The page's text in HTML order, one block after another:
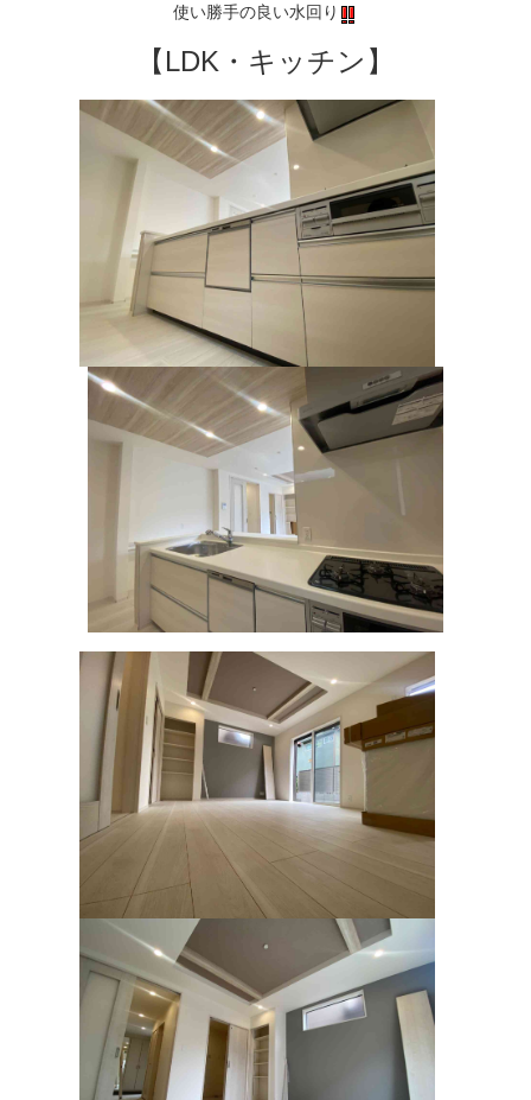
使い勝手の良い水回り
【LDK・キッチン】